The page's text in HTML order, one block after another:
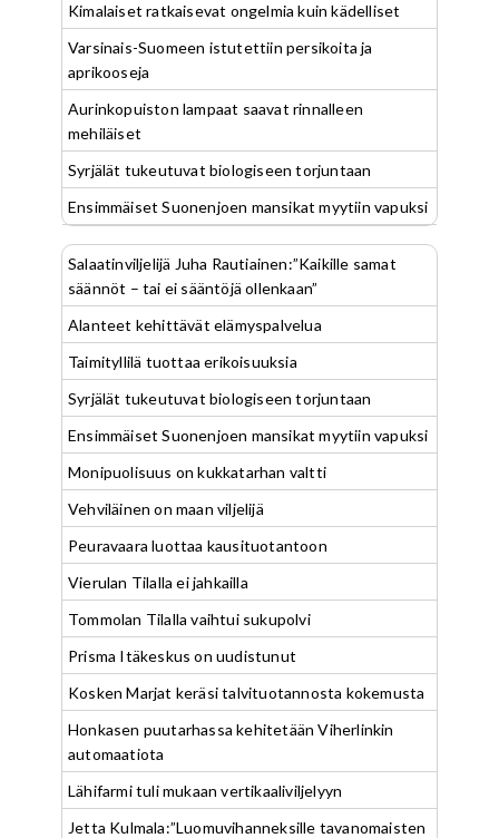
Kimalaiset ratkaisevat ongelmia kuin kädelliset
Varsinais-Suomeen istutettiin persikoita ja
aprikooseja
Aurinkopuiston lampaat saavat rinnalleen
mehiläiset
Syrjälät tukeutuvat biologiseen torjuntaan
Ensimmäiset Suonenjoen mansikat myytiin vapuksi
Salaatinviljelijä Juha Rautiainen:”Kaikille samat
säännöt – tai ei sääntöjä ollenkaan”
Alanteet kehittävät elämyspalvelua
Taimityllilä tuottaa erikoisuuksia
Syrjälät tukeutuvat biologiseen torjuntaan
Ensimmäiset Suonenjoen mansikat myytiin vapuksi
Monipuolisuus on kukkatarhan valtti
Vehviläinen on maan viljelijä
Peuravaara luottaa kausituotantoon
Vierulan Tilalla ei jahkailla
Tommolan Tilalla vaihtui sukupolvi
Prisma Itäkeskus on uudistunut
Kosken Marjat keräsi talvituotannosta kokemusta
Honkasen puutarhassa kehitetään Viherlinkin
automaatiota
Lähifarmi tuli mukaan vertikaaliviljelyyn
Jetta Kulmala:”Luomuvihanneksille tavanomaisten